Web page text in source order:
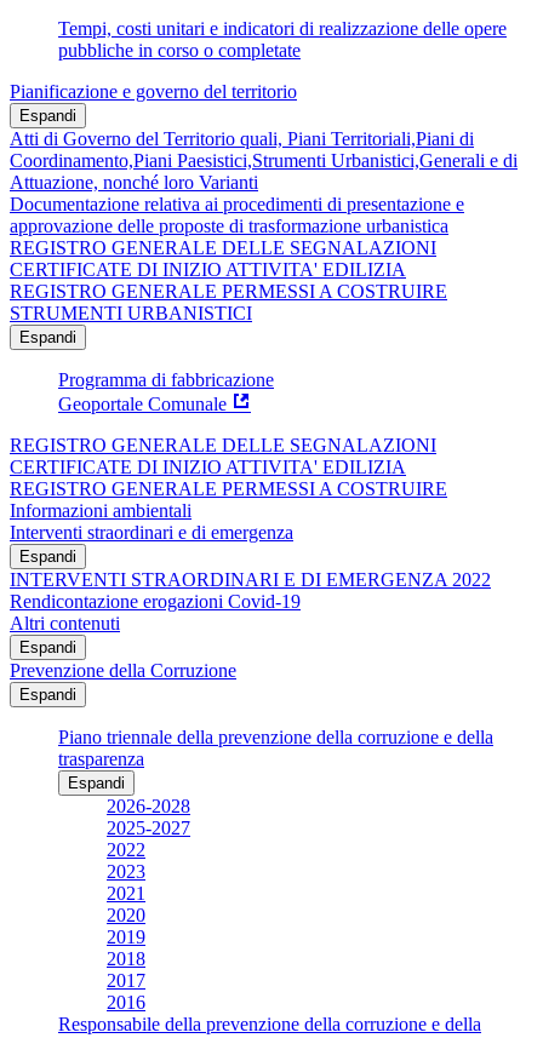
Tempi, costi unitari e indicatori di realizzazione delle opere
pubbliche in corso o completate
Pianificazione e governo del territorio
Espandi
Atti di Governo del Territorio quali, Piani Territoriali,Piani di
Coordinamento,Piani Paesistici,Strumenti Urbanistici,Generali e di
Attuazione, nonché loro Varianti
Documentazione relativa ai procedimenti di presentazione e
approvazione delle proposte di trasformazione urbanistica
REGISTRO GENERALE DELLE SEGNALAZIONI
CERTIFICATE DI INIZIO ATTIVITA' EDILIZIA
REGISTRO GENERALE PERMESSI A COSTRUIRE
STRUMENTI URBANISTICI
Espandi
Programma di fabbricazione
Geoportale Comunale
REGISTRO GENERALE DELLE SEGNALAZIONI
CERTIFICATE DI INIZIO ATTIVITA' EDILIZIA
REGISTRO GENERALE PERMESSI A COSTRUIRE
Informazioni ambientali
Interventi straordinari e di emergenza
Espandi
INTERVENTI STRAORDINARI E DI EMERGENZA 2022
Rendicontazione erogazioni Covid-19
Altri contenuti
Espandi
Prevenzione della Corruzione
Espandi
Piano triennale della prevenzione della corruzione e della
trasparenza
Espandi
2026-2028
2025-2027
2022
2023
2021
2020
2019
2018
2017
2016
Responsabile della prevenzione della corruzione e della